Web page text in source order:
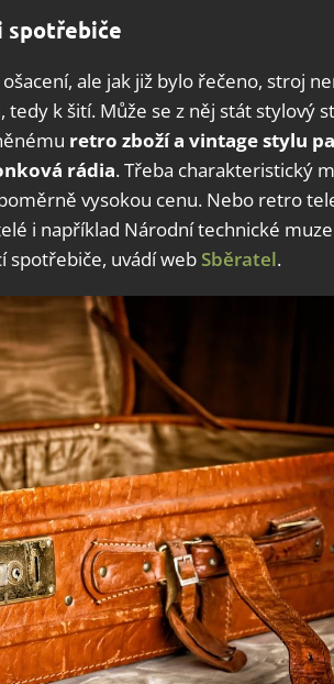
spotřebiče
ale jak již bylo řečeno, stroj
k šití. Může se z něj stát stylový
retro zboží a vintage stylu
rádia. Třeba charakteristický
vysokou cenu. Nebo retro
i například Národní technické
spotřebiče, uvádí web Sběratel.